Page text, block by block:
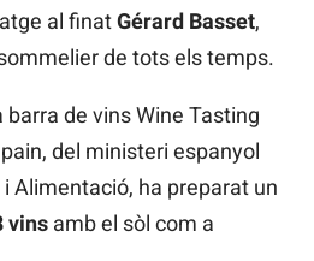
al finatGérard Basset,
de tots els temps.
de vins Wine Tasting
del ministeri espanyol
i Alimentació, ha preparat un
vins amb el sòl com a